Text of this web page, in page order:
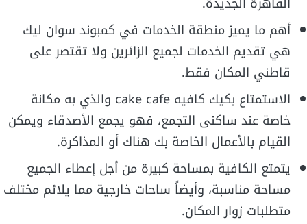
أهم ما يميز منطقة الخدمات في كمبوند سوان ليك
هي تقديم الخدمات لجميع الزائرين ولا تقتصر على
قاطني المكان فقط.
الاستمتاع بكيك كافيه cake cafe والذي به مكانة
خاصة عند ساكنى التجمع، فهو يجمع الأصدقاء ويمكن
القيام بالأعمال الخاصة بك هناك أو المذاكرة.
يتمتع الكافية بمساحة كبيرة من أجل إعطاء الجميع
مساحة مناسبة، وأيضاً ساحات خارجية مما يلائم مختلف
متطلبات زوار المكان.